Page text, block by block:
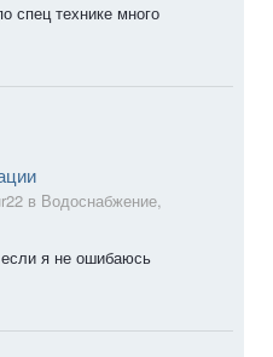
спец технике много
в Водоснабжение,
я не ошибаюсь